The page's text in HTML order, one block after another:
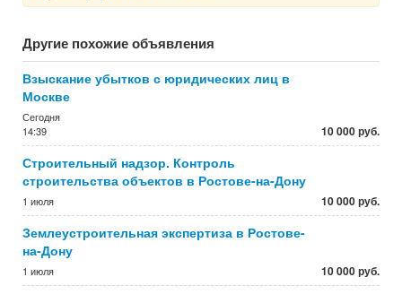
Другие похожие объявления
Взыскание убытков с юридических лиц в
Москве
Сегодня
14:39
10 000 руб.
Строительный надзор. Контроль
строительства объектов в Ростове-на-Дону
1 июля 10 000 руб.
Землеустроительная экспертиза в Ростове-
на-Дону
1 июля 10 000 руб.